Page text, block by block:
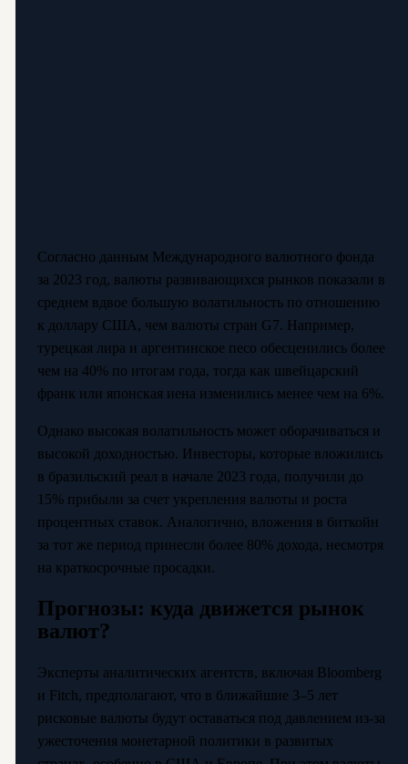
Согласно данным Международного валютного фонда
за 2023 год, валюты развивающихся рынков показали в
среднем вдвое большую волатильность по отношению
к доллару США, чем валюты стран G7. Например,
турецкая лира и аргентинское песо обесценились более
чем на 40% по итогам года, тогда как швейцарский
франк или японская иена изменились менее чем на 6%.
Однако высокая волатильность может оборачиваться и
высокой доходностью. Инвесторы, которые вложились
в бразильский реал в начале 2023 года, получили до
15% прибыли за счет укрепления валюты и роста
процентных ставок. Аналогично, вложения в биткойн
за тот же период принесли более 80% дохода, несмотря
на краткосрочные просадки.
Прогнозы: куда движется рынок
валют?
Эксперты аналитических агентств, включая Bloomberg
и Fitch, предполагают, что в ближайшие 3–5 лет
рисковые валюты будут оставаться под давлением из-за
ужесточения монетарной политики в развитых